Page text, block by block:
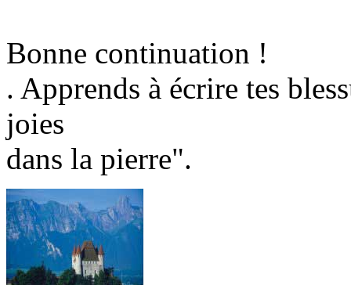
Bonne continuation !
. Apprends à écrire tes
joies
dans la pierre".